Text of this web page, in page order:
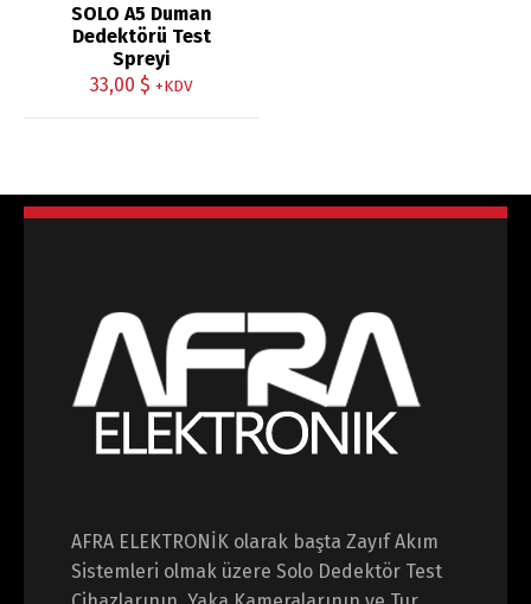
SOLO A5 Duman
Dedektörü Test
Spreyi
33,00 $ +KDV
AFRA ELEKTRONİK olarak başta Zayıf Akım
Sistemleri olmak üzere Solo Dedektör Test